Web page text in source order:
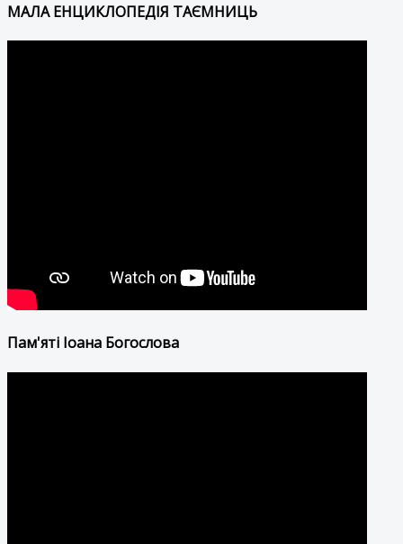
МАЛА ЕНЦИКЛОПЕДІЯ ТАЄМНИЦЬ
Пам'яті Іоана Богослова